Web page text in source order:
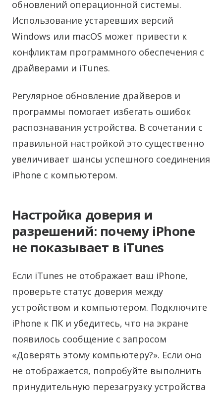
обновлений операционной системы.
Использование устаревших версий
Windows или macOS может привести к
конфликтам программного обеспечения с
драйверами и iTunes.
Регулярное обновление драйверов и
программы помогает избегать ошибок
распознавания устройства. В сочетании с
правильной настройкой это существенно
увеличивает шансы успешного соединения
iPhone с компьютером.
Настройка доверия и
разрешений: почему iPhone
не показывает в iTunes
Если iTunes не отображает ваш iPhone,
проверьте статус доверия между
устройством и компьютером. Подключите
iPhone к ПК и убедитесь, что на экране
появилось сообщение с запросом
«Доверять этому компьютеру?». Если оно
не отображается, попробуйте выполнить
принудительную перезагрузку устройства